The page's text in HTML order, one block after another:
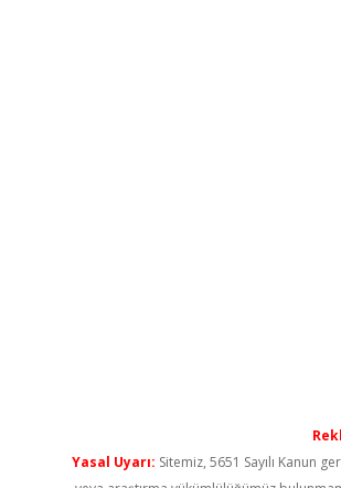
Yasal Uyarı: Sitemiz, 5651 Sayılı Kanun